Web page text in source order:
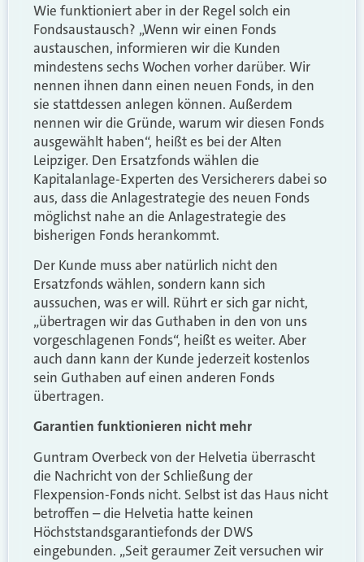
Wie funktioniert aber in der Regel solch ein
Fondsaustausch? „Wenn wir einen Fonds
austauschen, informieren wir die Kunden
mindestens sechs Wochen vorher darüber. Wir
nennen ihnen dann einen neuen Fonds, in den
sie stattdessen anlegen können. Außerdem
nennen wir die Gründe, warum wir diesen Fonds
ausgewählt haben“, heißt es bei der Alten
Leipziger. Den Ersatzfonds wählen die
Kapitalanlage-Experten des Versicherers dabei so
aus, dass die Anlagestrategie des neuen Fonds
möglichst nahe an die Anlagestrategie des
bisherigen Fonds herankommt.
Der Kunde muss aber natürlich nicht den
Ersatzfonds wählen, sondern kann sich
aussuchen, was er will. Rührt er sich gar nicht,
„übertragen wir das Guthaben in den von uns
vorgeschlagenen Fonds“, heißt es weiter. Aber
auch dann kann der Kunde jederzeit kostenlos
sein Guthaben auf einen anderen Fonds
übertragen.
Garantien funktionieren nicht mehr
Guntram Overbeck von der Helvetia überrascht
die Nachricht von der Schließung der
Flexpension-Fonds nicht. Selbst ist das Haus nicht
betroffen – die Helvetia hatte keinen
Höchststandsgarantiefonds der DWS
eingebunden. „Seit geraumer Zeit versuchen wir